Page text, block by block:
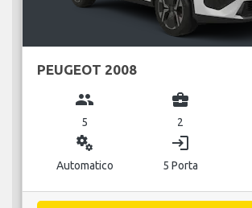
PEUGEOT 2008
group
5
business_center
2
miscellaneous_services
Automatico
login
5 Porta